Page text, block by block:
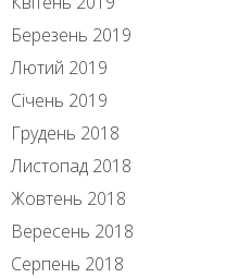
Березень 2019
Лютий 2019
Січень 2019
Грудень 2018
Листопад 2018
Жовтень 2018
Вересень 2018
Серпень 2018